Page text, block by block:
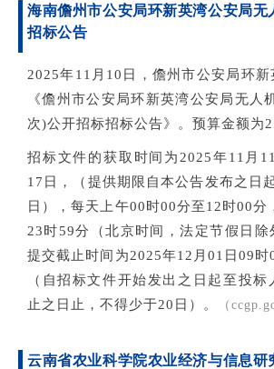
海南儋州市公安局环新英湾公安局无
招标公告
2025年11月10日，儋州市公安局环新
《儋州市公安局环新英湾公安局无人
次)公开招标招标公告》。预算金额为
招标文件的获取时间为2025年11月
17日，（提供期限自本公告发布之日
日），每天上午00时00分至12时00分
23时59分（北京时间，法定节假日除
提交截止时间为2025年12月01日09时
（自招标文件开始发出之日起至投
止之日止，不得少于20日）。
（
云南省农业科学院农业经济与信息研